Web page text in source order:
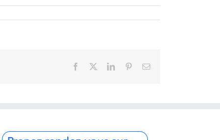
Facebook LinkedInPinterestEmail